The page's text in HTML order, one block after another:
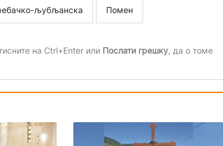
љубљанска Помен
на Ctrl+Enter или Послати грешку, да о томе